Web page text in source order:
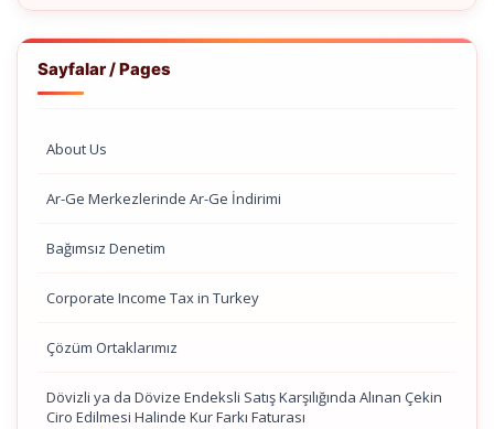
Sayfalar / Pages
About Us
Ar-Ge Merkezlerinde Ar-Ge İndirimi
Bağımsız Denetim
Corporate Income Tax in Turkey
Çözüm Ortaklarımız
Dövizli ya da Dövize Endeksli Satış Karşılığında Alınan Çekin
Ciro Edilmesi Halinde Kur Farkı Faturası